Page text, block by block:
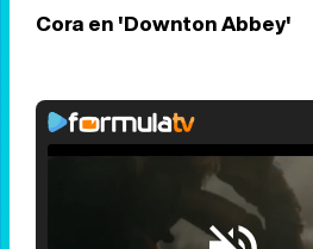
Cora en 'Downton Abbey'